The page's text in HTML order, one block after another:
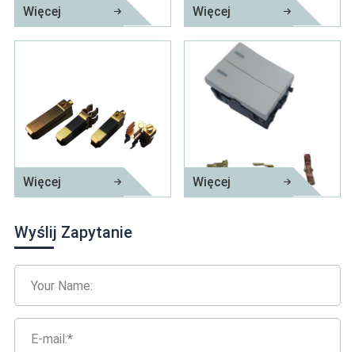
Więcej
Jednorazowe gniazdo telefoniczne i ...
Więcej
Mosiężna szpilka do zaciskania
Więcej
Więcej
Wyślij Zapytanie